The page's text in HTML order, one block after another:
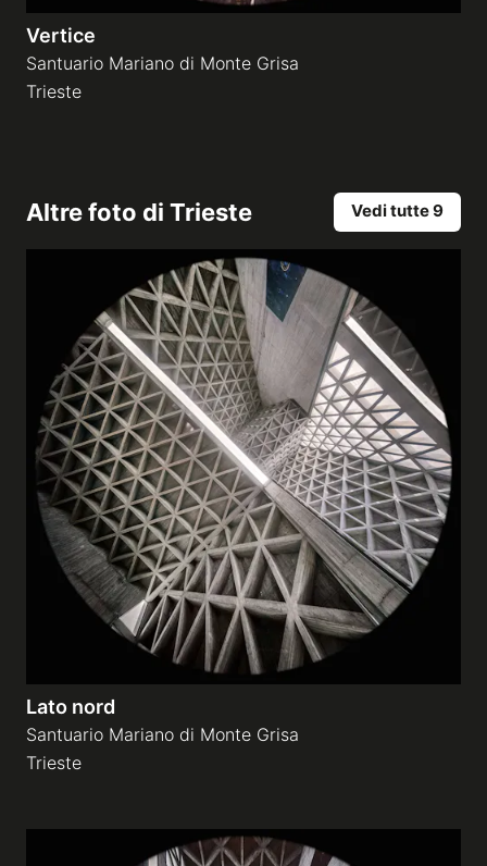
Vertice
Santuario Mariano di Monte Grisa
Trieste
Altre foto di Trieste Vedi tutte 9
Lato nord
Santuario Mariano di Monte Grisa
Trieste